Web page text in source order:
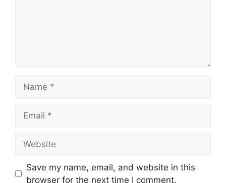
Save my name, email, and website in this
browser for the next time I comment.